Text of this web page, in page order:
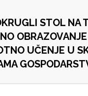
STOL NA
UČENJE U